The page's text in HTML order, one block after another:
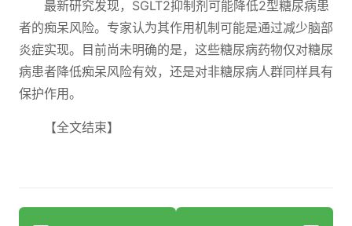
最新研究发现，SGLT2抑制剂可能降低2型糖尿病患
者的痴呆风险。专家认为其作用机制可能是通过减少脑部
炎症实现。目前尚未明确的是，这些糖尿病药物仅对糖尿
病患者降低痴呆风险有效，还是对非糖尿病人群同样具有
保护作用。
【全文结束】